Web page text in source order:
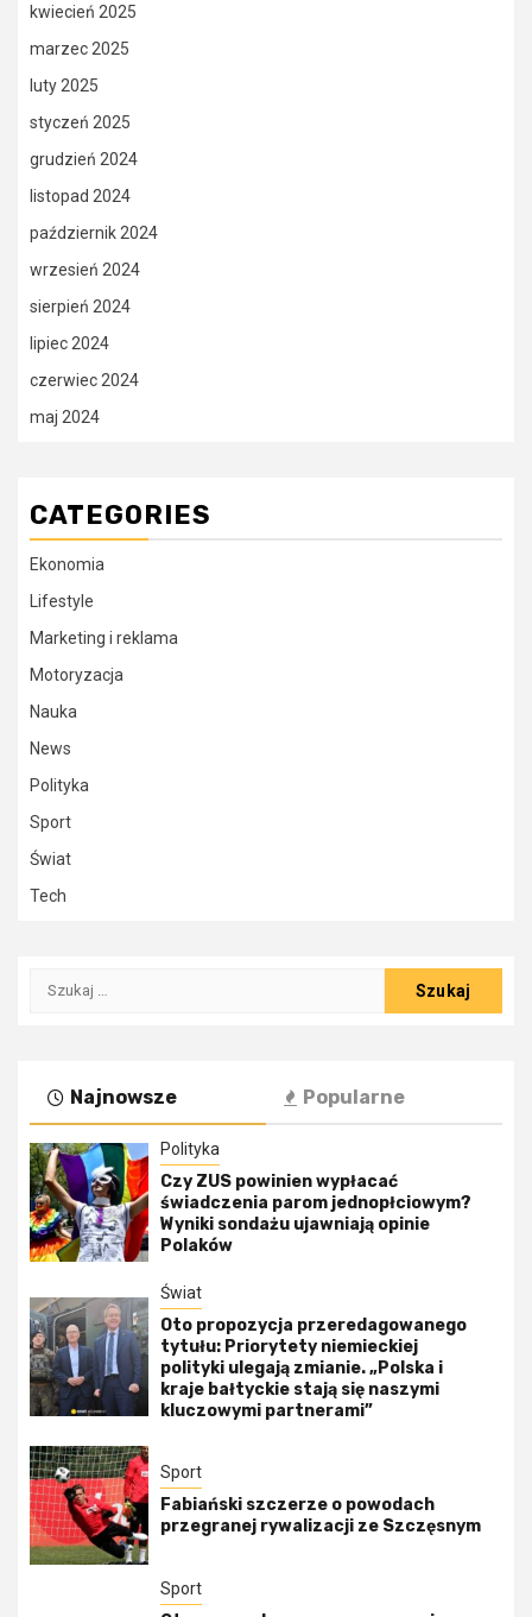
kwiecień 2025
marzec 2025
luty 2025
styczeń 2025
grudzień 2024
listopad 2024
październik 2024
wrzesień 2024
sierpień 2024
lipiec 2024
czerwiec 2024
maj 2024
CATEGORIES
Ekonomia
Lifestyle
Marketing i reklama
Motoryzacja
Nauka
News
Polityka
Sport
Świat
Tech
Szukaj:
Najnowsze Popularne
Polityka
Czy ZUS powinien wypłacać
świadczenia parom jednopłciowym?
Wyniki sondażu ujawniają opinie
Polaków
Świat
Oto propozycja przeredagowanego
tytułu: Priorytety niemieckiej
polityki ulegają zmianie. „Polska i
kraje bałtyckie stają się naszymi
kluczowymi partnerami”
Sport
Fabiański szczerze o powodach
przegranej rywalizacji ze Szczęsnym
Sport